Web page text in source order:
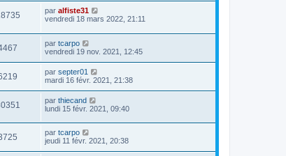
par alfiste31
vendredi 18 mars 2022, 21:11
par tcarpo
vendredi 19 nov. 2021, 12:45
par septer01
mardi 16 févr. 2021, 21:38
par thiecand
lundi 15 févr. 2021, 09:40
par tcarpo
jeudi 11 févr. 2021, 20:38